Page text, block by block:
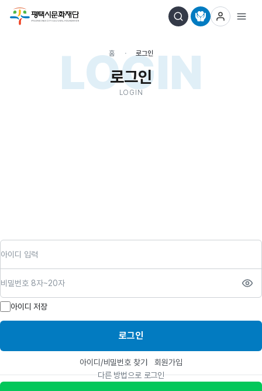
LOGIN
홈 로그인
로그인
LOGIN
아이디 저장
로그인
아이디/비밀번호 찾기
회원가입
다른 방법으로 로그인